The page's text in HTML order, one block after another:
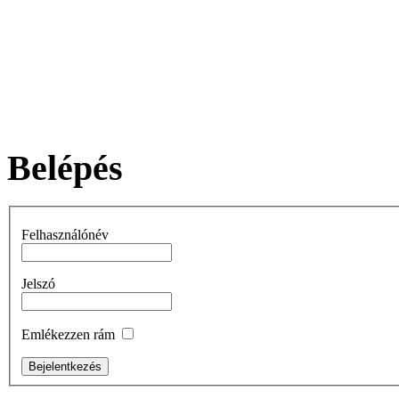
Belépés
Felhasználónév
Jelszó
Emlékezzen rám